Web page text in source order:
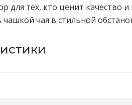
для тех, кто ценит качество
чашкой чая в стильной